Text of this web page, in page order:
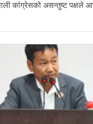
कांग्रेसको असन्तुष्ट पक्षले